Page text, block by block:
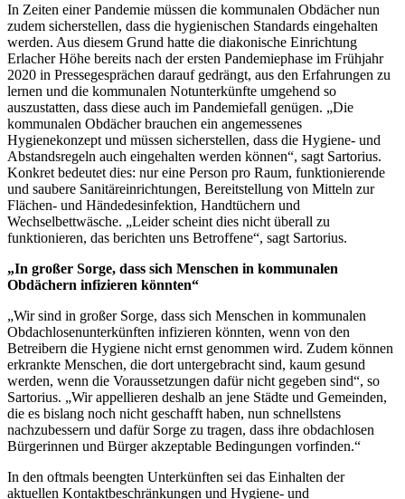
In Zeiten einer Pandemie müssen die kommunalen Obdächer nun
zudem sicherstellen, dass die hygienischen Standards eingehalten
werden. Aus diesem Grund hatte die diakonische Einrichtung
Erlacher Höhe bereits nach der ersten Pandemiephase im Frühjahr
2020 in Pressegesprächen darauf gedrängt, aus den Erfahrungen zu
lernen und die kommunalen Notunterkünfte umgehend so
auszustatten, dass diese auch im Pandemiefall genügen. „Die
kommunalen Obdächer brauchen ein angemessenes
Hygienekonzept und müssen sicherstellen, dass die Hygiene- und
Abstandsregeln auch eingehalten werden können“, sagt Sartorius.
Konkret bedeutet dies: nur eine Person pro Raum, funktionierende
und saubere Sanitäreinrichtungen, Bereitstellung von Mitteln zur
Flächen- und Händedesinfektion, Handtüchern und
Wechselbettwäsche. „Leider scheint dies nicht überall zu
funktionieren, das berichten uns Betroffene“, sagt Sartorius.
„In großer Sorge, dass sich Menschen in kommunalen
Obdächern infizieren könnten“
„Wir sind in großer Sorge, dass sich Menschen in kommunalen
Obdachlosenunterkünften infizieren könnten, wenn von den
Betreibern die Hygiene nicht ernst genommen wird. Zudem können
erkrankte Menschen, die dort untergebracht sind, kaum gesund
werden, wenn die Voraussetzungen dafür nicht gegeben sind“, so
Sartorius. „Wir appellieren deshalb an jene Städte und Gemeinden,
die es bislang noch nicht geschafft haben, nun schnellstens
nachzubessern und dafür Sorge zu tragen, dass ihre obdachlosen
Bürgerinnen und Bürger akzeptable Bedingungen vorfinden.“
In den oftmals beengten Unterkünften sei das Einhalten der
aktuellen Kontaktbeschränkungen und Hygiene- und